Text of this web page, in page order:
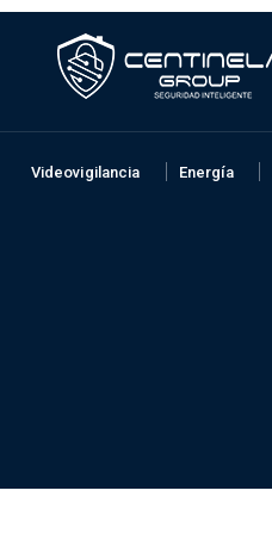
Videovigilancia Energía